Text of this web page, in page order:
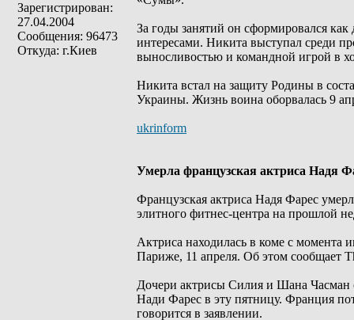
Зарегистрирован:
27.04.2004
Сообщения: 96473
Откуда: г.Киев
За годы занятий он сформировался
интересами. Никита выступал среди
выносливостью и командной игрой в
Никита встал на защиту Родины в
Украины. Жизнь воина оборвалась 9
ukrinform
Умерла французская актриса Надя
Французская актриса Надя Фарес
элитного фитнес-центра на прошлой
Актриса находилась в коме с
Париже, 11 апреля. Об этом сообщает
Дочери актрисы Силия и Шана Часман
Нади Фарес в эту пятницу. Франция
говорится в заявлении.